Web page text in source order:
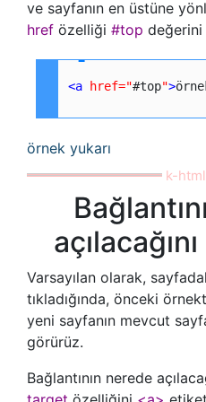
ve sayfanın en üstüne
href özelliği #top değerini
<a href="#top">
örnek yukarı
Varsayılan olarak,
tıkladığında, önceki
yeni sayfanın mevcut
görürüz.
Bağlantının nerede